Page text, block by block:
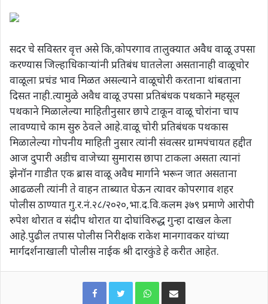
सदर चे सविस्तर वृत्त असे कि,कोपरगाव तालुक्यात अवैध वाळू उपसा
करण्यास जिल्हाधिकाऱ्यांनी प्रतिबंध घातलेला असतानाही वाळूचोर
वाळूला प्रचंड भाव मिळत असल्याने वाळूचोरी करताना थांबताना
दिसत नाही.त्यामुळे अवैध वाळू उपसा प्रतिबंधक पथकाने महसूल
पथकाने मिळालेल्या माहितीनुसार छापे टाकून वाळू चोरांना चाप
लावण्याचे काम सुरु ठेवले आहे.वाळू चोरी प्रतिबंधक पथकास
मिळालेल्या गोपनीय माहिती नुसार त्यांनी संवत्सर ग्रामपंचायत हद्दीत
आज दुपारी अडीच वाजेच्या सुमारास छापा टाकला असता त्यानां
झेनॉन गाडीत एक ब्रास वाळू अवैध मार्गाने भरून जात असताना
आढळली त्यांनी ते वाहन ताब्यात घेऊन त्यावर कोपरगाव शहर
पोलीस ठाण्यात गु.र.नं.२८/२०२०,भा.द.वि.कलम ३७९ प्रमाणे आरोपी
रुपेश थोरात व संदीप थोरात या दोघांविरुद्ध गुन्हा दाखल केला
आहे.पुढील तपास पोलीस निरीक्षक राकेश मानगावकर यांच्या
मार्गदर्शनाखाली पोलीस नाईक श्री दारकुंडे हे करीत आहेत.
WhatsAppShare via Email